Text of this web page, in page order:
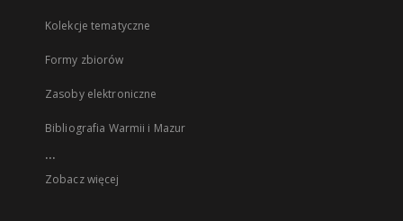
Kolekcje tematyczne
Formy zbiorów
Zasoby elektroniczne
Bibliografia Warmii i Mazur
...
Zobacz więcej